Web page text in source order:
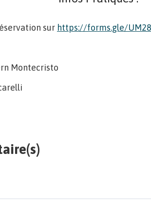
sur https://forms.gle/
Montecristo